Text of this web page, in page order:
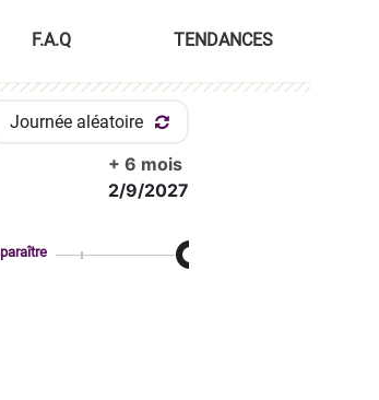
F.A.Q TENDANCES
Journée aléatoire
+ 6 mois
2/9/2027